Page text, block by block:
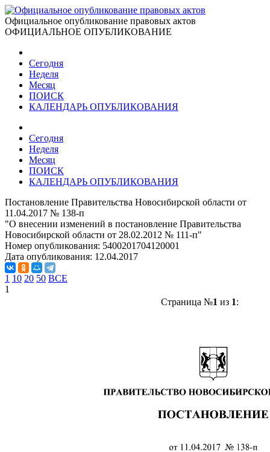
Официальное опубликование правовых актов
ОФИЦИАЛЬНОЕ ОПУБЛИКОВАНИЕ
Сегодня
Неделя
Месяц
ПОИСК
КАЛЕНДАРЬ ОПУБЛИКОВАНИЯ
Сегодня
Неделя
Месяц
ПОИСК
КАЛЕНДАРЬ ОПУБЛИКОВАНИЯ
Постановление Правительства Новосибирской области от
11.04.2017 № 138-п
"О внесении изменений в постановление Правительства
Новосибирской области от 28.02.2012 № 111-п"
Номер опубликования: 5400201704120001
Дата опубликования: 12.04.2017
1 10 20 50 ВСЕ
1
Страница №1 из 1: